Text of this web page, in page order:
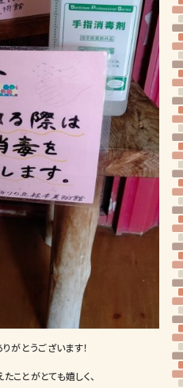
がとうございます！
たことがとても嬉しく、